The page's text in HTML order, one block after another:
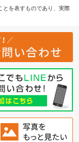
を表すものであり、実際